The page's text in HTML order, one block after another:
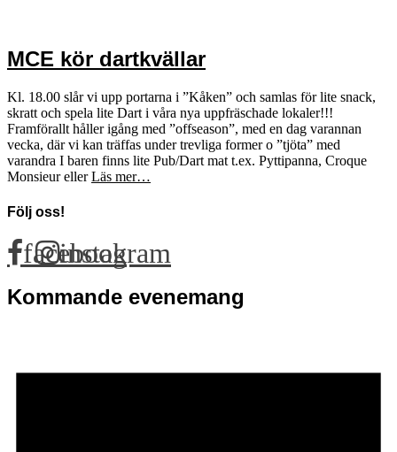
MCE kör dartkvällar
Kl. 18.00 slår vi upp portarna i ”Kåken” och samlas för lite snack,
skratt och spela lite Dart i våra nya uppfräschade lokaler!!!
Framförallt håller igång med ”offseason”, med en dag varannan
vecka, där vi kan träffas under trevliga former o ”tjöta” med
varandra I baren finns lite Pub/Dart mat t.ex. Pyttipanna, Croque
Monsieur ellerLäs mer…
Följ oss!
facebook
instagram
Kommande evenemang